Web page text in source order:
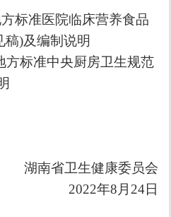
标准医院临床营养食品
稿)及编制说明
方标准中央厨房卫生规范
湖南省卫生健康委员会
2022年8 月 24日